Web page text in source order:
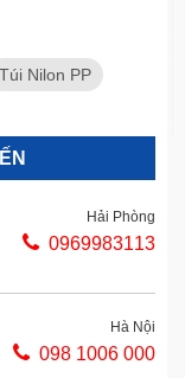
Túi Nilon PP
Hải Phòng
0969983113
Hà Nội
098 1006 000